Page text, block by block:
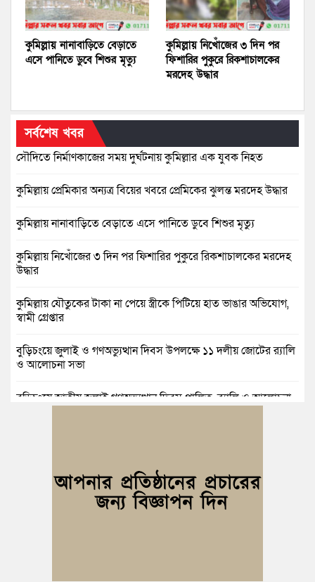
কুমিল্লায় নানাবাড়িতে বেড়াতে
এসে পানিতে ডুবে শিশুর মৃত্যু
কুমিল্লায় নিখোঁজের ৩ দিন পর
ফিশারির পুকুরে রিকশাচালকের
মরদেহ উদ্ধার
সর্বশেষ খবর
সৌদিতে নির্মাণকাজের সময় দুর্ঘটনায় কুমিল্লার এক যুবক নিহত
কুমিল্লায় প্রেমিকার অন্যত্র বিয়ের খবরে প্রেমিকের ঝুলন্ত মরদেহ উদ্ধার
কুমিল্লায় নানাবাড়িতে বেড়াতে এসে পানিতে ডুবে শিশুর মৃত্যু
কুমিল্লায় নিখোঁজের ৩ দিন পর ফিশারির পুকুরে রিকশাচালকের মরদেহ
উদ্ধার
কুমিল্লায় যৌতুকের টাকা না পেয়ে স্ত্রীকে পিটিয়ে হাত ভাঙার অভিযোগ,
স্বামী গ্রেপ্তার
বুড়িচংয়ে জুলাই ও গণঅভ্যুত্থান দিবস উপলক্ষে ১১ দলীয় জোটের র‍্যালি
ও আলোচনা সভা
বুড়িচংয়ে জাতীয় জুলাই গণঅভ্যুত্থান দিবস পালিত, র‍্যালি ও আলোচনা
ব্রাহ্মণপাড়ায় প্রবাসীর বাড়িতে বেড়াতে এলেন সৌদির কফিল; এলাকায়